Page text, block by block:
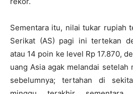
Sementara itu, nilai tukar rupiah
Serikat (AS) pagi ini tertekan
atau 14 poin ke level Rp 17.870,
uang Asia agak melandai setelah
sebelumnya; tertahan di